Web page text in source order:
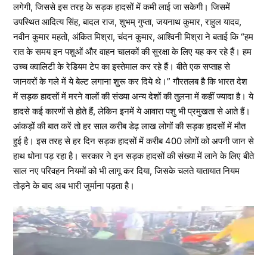
लगेगी, जिससे इस तरह के सड़क हादसों में कमी लाई जा सकेगी। जिसमें
उपस्थित आदित्य सिंह, बादल राज, शुभम् गुप्ता, जयनाथ कुमार, राहुल यादव,
नवीन कुमार महतो, अंकित मिश्रा, चंदन कुमार, आश्विनी मिश्रा ने बताई कि “हम
रात के समय इन पशुओं और वाहन चालकों की सुरक्षा के लिए यह कर रहे हैं। हम
उच्च क्वालिटी के रेडियम टेप का इस्तेमाल कर रहे हैं। बीते एक सप्ताह से
जानवरों के गले में ये बेल्ट लगाना शुरू कर दिये थे।” गौरतलब है कि भारत देश
में सड़क हादसों में मरने वालों की संख्या अन्य देशों की तुलना में कहीं ज्यादा है। ये
हादसे कई कारणों से होते हैं, लेकिन इनमें ये आवारा पशु भी प्रमुखता से आते हैं।
आंकड़ों की बात करें तो हर साल करीब डेढ़ लाख लोगों की सड़क हादसों में मौत
हुई है। इस तरह से हर दिन सड़क हादसों में करीब 400 लोगों को अपनी जान से
हाथ धोना पड़ रहा है। सरकार ने इन सड़क हादसों की संख्या में लाने के लिए बीते
साल नए परिवहन नियमों को भी लागू कर दिया, जिसके चलते यातायात नियम
तोड़ने के बाद अब भारी जुर्माना पड़ता है।